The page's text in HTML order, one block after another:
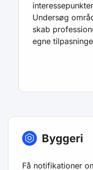
Undersøg
skab
egne
Byggeri
Få notifikationer